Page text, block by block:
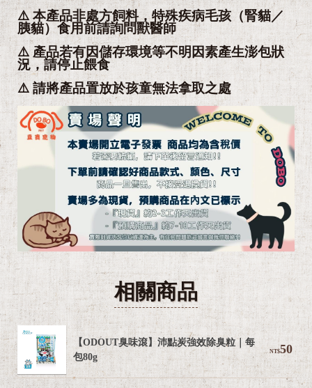
⚠️ 本產品非處方飼料，特殊疾病毛孩（腎貓／
胰貓）食用前請詢問獸醫師
⚠️ 產品若有因儲存環境等不明因素產生澎包狀
況，請停止餵食
⚠️ 請將產品置放於孩童無法拿取之處
相關商品
NT$50
【ODOUT臭味滾】沛點炭強效除臭粒｜每
包80g